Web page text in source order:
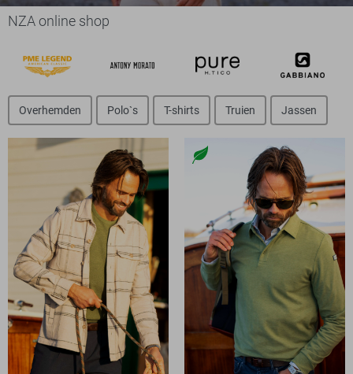
NZA online shop
Overhemden Polo`s T-shirts Truien Jassen